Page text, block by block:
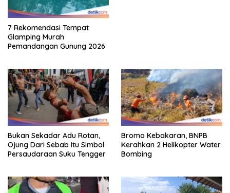
7 Rekomendasi Tempat
Glamping Murah
Pemandangan Gunung 2026
Bukan Sekadar Adu Rotan,
Ojung Dari Sebab Itu Simbol
Persaudaraan Suku Tengger
Bromo Kebakaran, BNPB
Kerahkan 2 Helikopter Water
Bombing